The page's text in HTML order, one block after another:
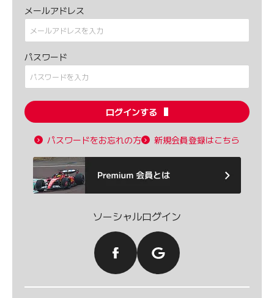
メールアドレス
パスワード
ログインする
パスワードをお忘れの方 新規会員登録はこちら
ソーシャルログイン